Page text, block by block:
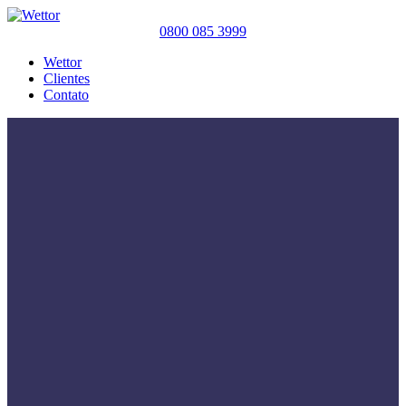
0800 085 3999
Wettor
Clientes
Contato